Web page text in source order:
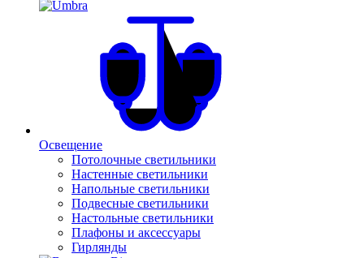
Освещение
Потолочные светильники
Настенные светильники
Напольные светильники
Подвесные светильники
Настольные светильники
Плафоны и аксессуары
Гирлянды